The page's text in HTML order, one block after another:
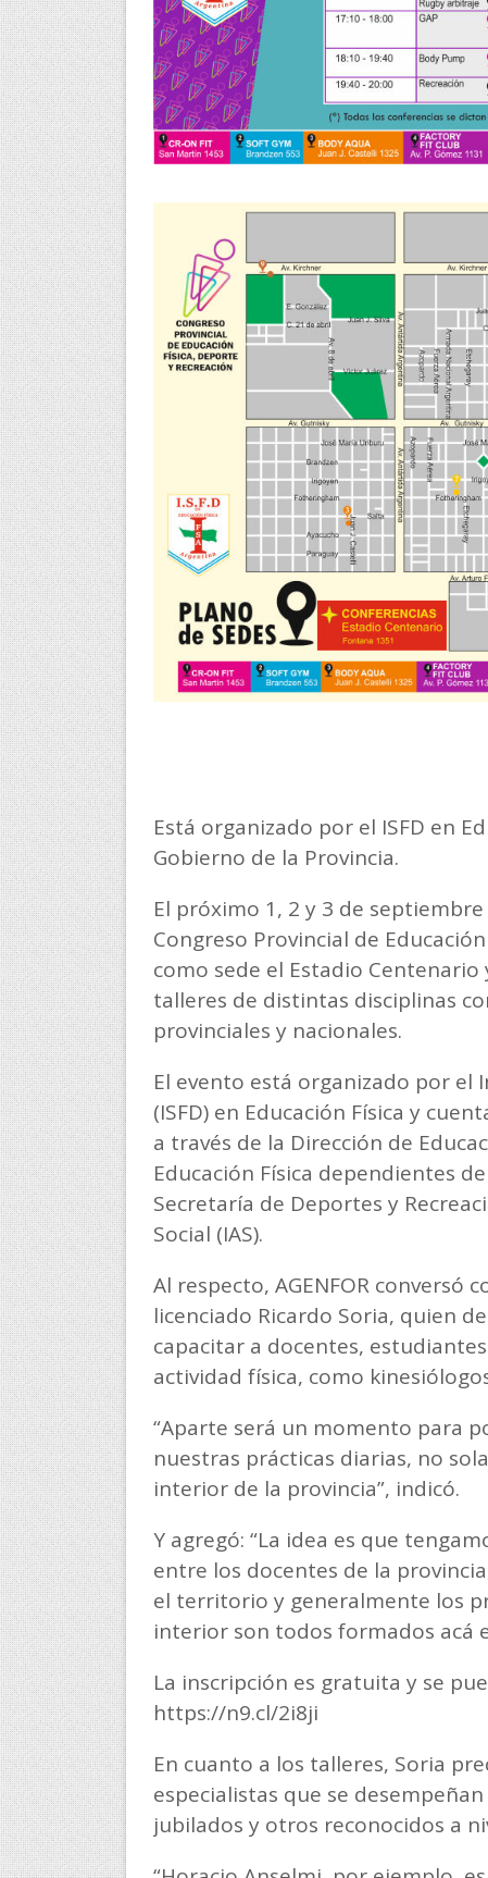
Está organizado por el ISFD en
Gobierno de la Provincia.
El próximo 1, 2 y 3 de
Congreso Provincial de
como sede el Estadio
talleres de distintas disciplinas
provinciales y nacionales.
El evento está organizado por
(ISFD) en Educación Física y
a través de la Dirección de
Educación Física dependientes
Secretaría de Deportes y
Social (IAS).
Al respecto, AGENFOR conversó
licenciado Ricardo Soria, quien
capacitar a docentes,
actividad física, como
“Aparte será un momento para
nuestras prácticas diarias, no
interior de la provincia”, indicó.
Y agregó: “La idea es que
entre los docentes de la
el territorio y generalmente los
interior son todos formados acá
La inscripción es gratuita y se
https://n9.cl/2i8ji
En cuanto a los talleres, Soria
especialistas que se
jubilados y otros reconocidos a